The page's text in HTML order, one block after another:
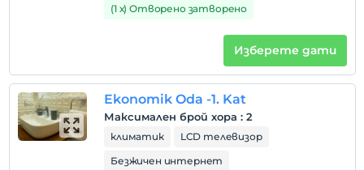
(1 х) Отворено затворено
Изберете дати
Ekonomik Oda -1. Kat
Максимален брой хора : 2
климатик
LCD телевизор
Безжичен интернет